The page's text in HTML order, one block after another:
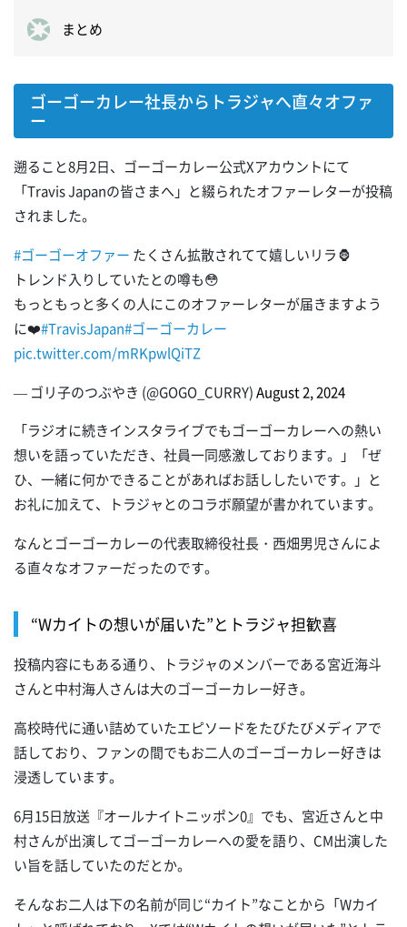
まとめ
ゴーゴーカレー社長からトラジャへ直々オファ
ー
遡ること8月2日、ゴーゴーカレー公式Xアカウントにて
「Travis Japanの皆さまへ」と綴られたオファーレターが投稿
されました。
#ゴーゴーオファー たくさん拡散されてて嬉しいリラ🦍
トレンド入りしていたとの噂も😳
もっともっと多くの人にこのオファーレターが届きますよう
に❤️#TravisJapan#ゴーゴーカレー
pic.twitter.com/mRKpwlQiTZ
— ゴリ子のつぶやき (@GOGO_CURRY)August 2, 2024
「ラジオに続きインスタライブでもゴーゴーカレーへの熱い
想いを語っていただき、社員一同感激しております。」「ぜ
ひ、一緒に何かできることがあればお話ししたいです。」と
お礼に加えて、トラジャとのコラボ願望が書かれています。
なんとゴーゴーカレーの代表取締役社長・西畑男児さんによ
る直々なオファーだったのです。
“Wカイトの想いが届いた”とトラジャ担歓喜
投稿内容にもある通り、トラジャのメンバーである宮近海斗
さんと中村海人さんは大のゴーゴーカレー好き。
高校時代に通い詰めていたエピソードをたびたびメディアで
話しており、ファンの間でもお二人のゴーゴーカレー好きは
浸透しています。
6月15日放送『オールナイトニッポン0』でも、宮近さんと中
村さんが出演してゴーゴーカレーへの愛を語り、CM出演した
い旨を話していたのだとか。
そんなお二人は下の名前が同じ“カイト”なことから「Wカイ